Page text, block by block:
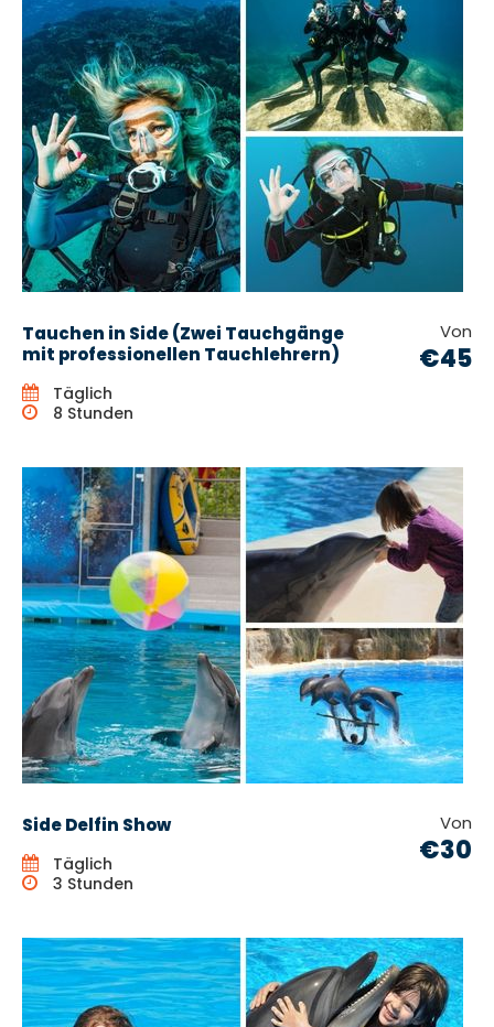
Tauchen in Side (Zwei Tauchgänge
mit professionellen Tauchlehrern)
Von
€45
Täglich
8 Stunden
Side Delfin Show Von
€30
Täglich
3 Stunden